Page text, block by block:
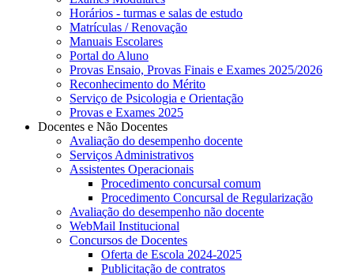
Horários - turmas e salas de estudo
Matrículas / Renovação
Manuais Escolares
Portal do Aluno
Provas Ensaio, Provas Finais e Exames 2025/2026
Reconhecimento do Mérito
Serviço de Psicologia e Orientação
Provas e Exames 2025
Docentes e Não Docentes
Avaliação do desempenho docente
Serviços Administrativos
Assistentes Operacionais
Procedimento concursal comum
Procedimento Concursal de Regularização
Avaliação do desempenho não docente
WebMail Institucional
Concursos de Docentes
Oferta de Escola 2024-2025
Publicitação de contratos